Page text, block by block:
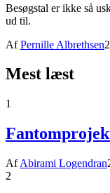
Besøgstal er ikke så
ud til.
AfPernille Albrethsen
Mest læst
1
AfAbirami Logendran
2